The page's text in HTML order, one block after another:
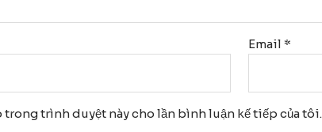
Email *
trong trình duyệt này cho lần bình luận kế tiếp của tôi.